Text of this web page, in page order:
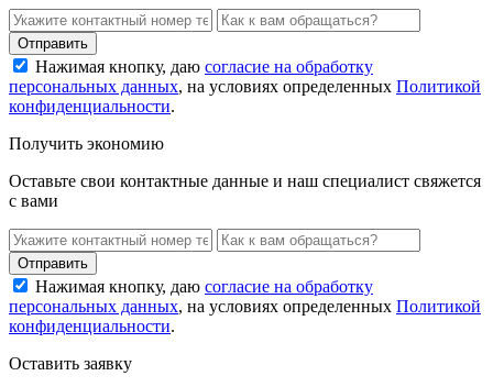
Нажимая кнопку, даю согласие на обработку
персональных данных, на условиях определенных Политикой
конфиденциальности.
Получить экономию
Оставьте свои контактные данные и наш специалист свяжется
с вами
Нажимая кнопку, даю согласие на обработку
персональных данных, на условиях определенных Политикой
конфиденциальности.
Оставить заявку